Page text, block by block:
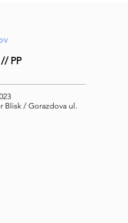
PP
Blisk / Gorazdova ul.